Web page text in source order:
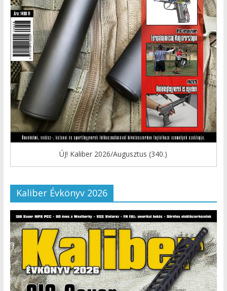
ÚJ! Kaliber 2026/Augusztus (340.)
Kaliber Évkönyv 2026